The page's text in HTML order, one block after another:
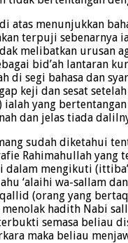
atas menunjukkan
terpuji sebenarnya
melibatkan urusan
bid’ah lantaran
di segi bahasa dan
keji dan sesat
yang
dan jelas tiada
sudah diketahui
Rahimahullah yang
dalam mengikuti
‘alaihi wa-sallam
(orang yang
hadith Nabi
semasa beliau
maka beliau